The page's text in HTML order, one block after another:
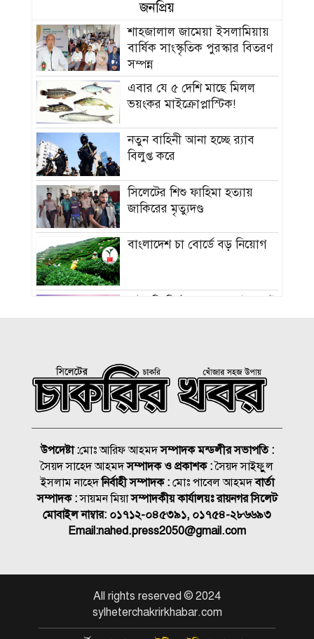
জনপ্রিয়
শাহজালাল জামেয়া ইসলামিয়ায়
বার্ষিক সাংস্কৃতিক পুরস্কার বিতরণ
সম্পন্ন
এবার যে ৫ দেশি মাছে মিলল
ভয়ংকর মাইক্রোপ্লাস্টিক!
নতুন বাহিনী আনা হচ্ছে র‍্যাব
বিলুপ্ত করে
সিলেটের শিশু ফাহিমা হত্যায়
জাকিরের মৃত্যুদণ্ড
বাংলাদেশ চা বোর্ডে বড় নিয়োগ
মতবিনিময় ও উন্মুক্ত আলোচনা
সভা
কিনব্রিজ আড়াল করে ‘আই লাভ
সিলেট’ সাইনেজ কেন?
সিলেট মহানগর বিএনপির
সভাপতির দায়িত্বে ফিরলেন নাসিম
জুলাইয়ে সড়কে ঝরলো ৪১৬ প্রাণ
ভাইরাল হওয়া আ’লীগ নেতার
মৃত্যু
উপদেষ্টা :মোঃ আরিফ আহমদসম্পাদক মন্ডলীর সভাপতি :
সৈয়দ সাহেদ আহমদসম্পাদক ও প্রকাশক :সৈয়দ সাইফুুল
ইসলাম নাহেদনির্বাহী সম্পাদক :মোঃ পাবেল আহমদবার্তা
সম্পাদক :সায়মন মিয়াসম্পাদকীয় কার্যালয়ঃ রায়নগর সিলেট
মোবাইল নাম্বার: ০১৭১২-০৪৫৩৯১, ০১৭৫৪-২৮৬৬৯৩
Email:nahed.press2050@gmail.com
All rights reserved © 2024
sylheterchakrirkhabar.com